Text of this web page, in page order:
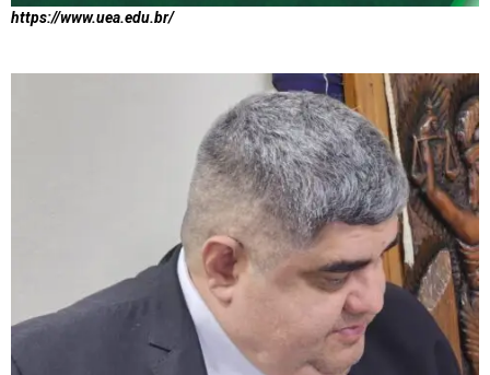
https://www.uea.edu.br/